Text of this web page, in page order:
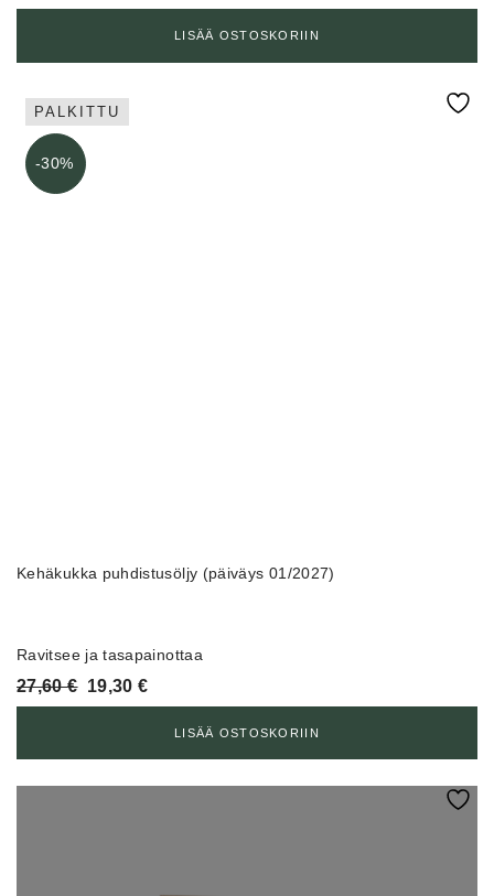
LISÄÄ OSTOSKORIIN
PALKITTU
-30%
Kehäkukka puhdistusöljy (päiväys 01/2027)
Ravitsee ja tasapainottaa
27,60€ Alkuperäinen
hinta
19,30€Nykyinen
hinta
on:LISÄÄ OSTOSKORIIN